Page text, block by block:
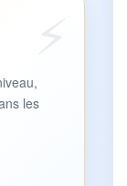
les